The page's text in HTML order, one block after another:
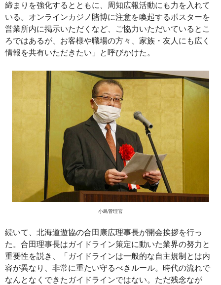
締まりを強化するとともに、周知広報活動にも力を入れて
いる。オンラインカジノ賭博に注意を喚起するポスターを
営業所内に掲示いただくなど、ご協力いただいているとこ
ろではあるが、お客様や職場の方々、家族・友人にも広く
情報を共有いただきたい」と呼びかけた。
小島管理官
続いて、北海道遊協の合田康広理事長が開会挨拶を行っ
た。合田理事長はガイドライン策定に動いた業界の努力と
重要性を説き、「ガイドラインは一般的な自主規制とは内
容が異なり、非常に重たい守るべきルール。時代の流れで
なんとなくできたガイドラインではない。ただ残念なが